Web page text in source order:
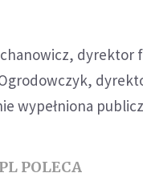
dyrektor
wypełniona
POLECA